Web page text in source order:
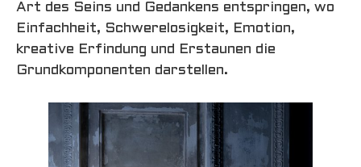
Art des Seins und Gedankens entspringen, wo
Einfachheit, Schwerelosigkeit, Emotion,
kreative Erfindung und Erstaunen die
Grundkomponenten darstellen.